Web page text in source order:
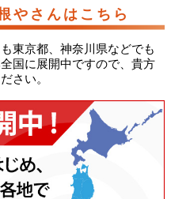
やさんはこちら
東京都、神奈川県などでも
国に展開中ですので、貴方
さい。